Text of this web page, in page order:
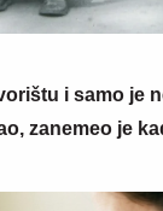
i samo je
zanemeo je